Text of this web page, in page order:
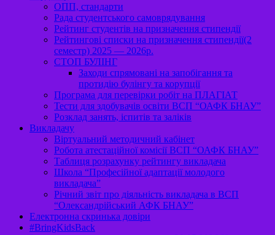
ОПП, стандарти
Рада студентського самоврядування
Рейтинг студентів на призначення стипендії
Рейтингові списки на призначення стипендії(2
семестр) 2025 — 2026р.
СТОП БУЛІНГ
Заходи спрямовані на запобігання та
протидію булінгу та корупції
Програма для перевірки робіт на ПЛАГІАТ
Тести для здобувачів освіти ВСП “ОАФК БНАУ”
Розклад занять, іспитів та заліків
Викладачу
Віртуальний методичний кабінет
Робота атестаційної комісії ВСП “ОАФК БНАУ”
Таблиця розрахунку рейтингу викладача
Школа “Професійної адаптації молодого
викладача”
Річний звіт про діяльність викладача в ВСП
“Олександрійський АФК БНАУ”
Електронна скринька довіри
#BringKidsBack